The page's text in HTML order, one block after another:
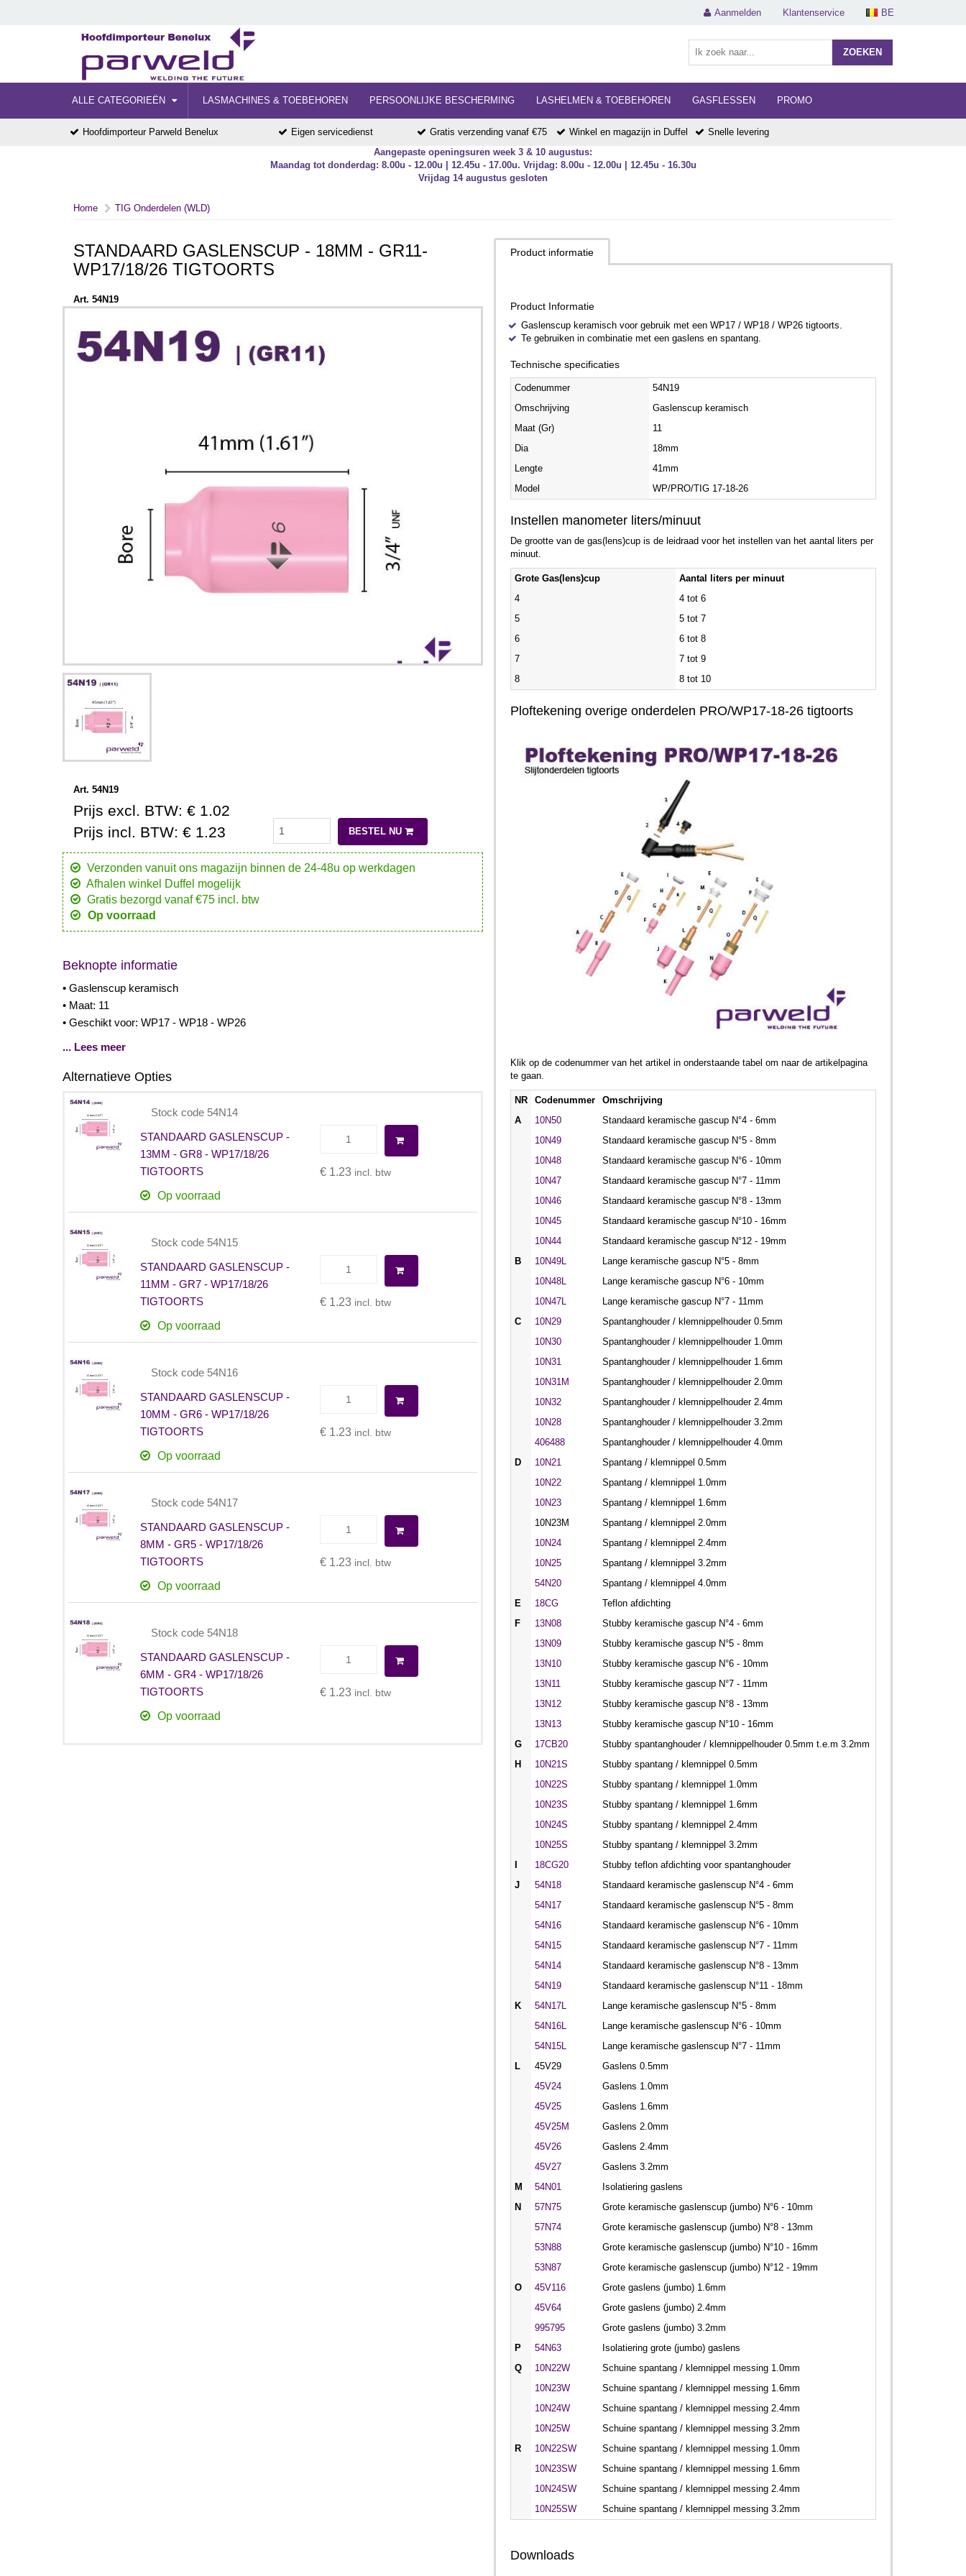
BE
Klantenservice
Aanmelden
ZOEKEN
ALLE CATEGORIEËN LASMACHINES & TOEBEHOREN PERSOONLIJKE BESCHERMING LASHELMEN & TOEBEHOREN GASFLESSEN PROMO
Hoofdimporteur Parweld Benelux Eigen servicedienst Gratis verzending vanaf €75 Winkel en magazijn in Duffel
Snelle levering
Aangepaste openingsuren week 3 & 10 augustus:
Maandag tot donderdag: 8.00u - 12.00u | 12.45u - 17.00u. Vrijdag: 8.00u - 12.00u | 12.45u - 16.30u
Vrijdag 14 augustus gesloten
Home TIG Onderdelen (WLD)
STANDAARD GASLENSCUP - 18MM - GR11-
WP17/18/26 TIGTOORTS
Art. 54N19
Art. 54N19
Prijs excl. BTW: € 1.02
Prijs incl. BTW: € 1.23
BESTEL NU
Verzonden vanuit ons magazijn binnen de 24-48u op werkdagen
Afhalen winkel Duffel mogelijk
Gratis bezorgd vanaf €75 incl. btw
Op voorraad
Beknopte informatie
• Gaslenscup keramisch
• Maat: 11
• Geschikt voor: WP17 - WP18 - WP26
... Lees meer
Alternatieve Opties
Stock code 54N14
STANDAARD GASLENSCUP -
13MM - GR8 - WP17/18/26
TIGTOORTS
Op voorraad
€ 1.23 incl. btw
Stock code 54N15
STANDAARD GASLENSCUP -
11MM - GR7 - WP17/18/26
TIGTOORTS
Op voorraad
€ 1.23 incl. btw
Stock code 54N16
STANDAARD GASLENSCUP -
10MM - GR6 - WP17/18/26
TIGTOORTS
Op voorraad
€ 1.23 incl. btw
Stock code 54N17
STANDAARD GASLENSCUP -
8MM - GR5 - WP17/18/26
TIGTOORTS
Op voorraad
€ 1.23 incl. btw
Stock code 54N18
STANDAARD GASLENSCUP -
6MM - GR4 - WP17/18/26
TIGTOORTS
Op voorraad
€ 1.23 incl. btw
Product informatie
Product Informatie
Gaslenscup keramisch voor gebruik met een WP17 / WP18 / WP26 tigtoorts.
Te gebruiken in combinatie met een gaslens en spantang.
Technische specificaties
Codenummer
54N19
Omschrijving
Gaslenscup keramisch
Maat (Gr)
11
Dia
18mm
Lengte
41mm
Model
WP/PRO/TIG 17-18-26
Instellen manometer liters/minuut
De grootte van de gas(lens)cup is de leidraad voor het instellen van het aantal liters per
minuut.
Grote Gas(lens)cup
Aantal liters per minuut
4
4 tot 6
5
5 tot 7
6
6 tot 8
7
7 tot 9
8
8 tot 10
Ploftekening overige onderdelen PRO/WP17-18-26 tigtoorts
Klik op de codenummer van het artikel in onderstaande tabel om naar de artikelpagina
te gaan.
NR Codenummer
Omschrijving
A
10N50
Standaard keramische gascup N°4 - 6mm
10N49
Standaard keramische gascup N°5 - 8mm
10N48
Standaard keramische gascup N°6 - 10mm
10N47
Standaard keramische gascup N°7 - 11mm
10N46
Standaard keramische gascup N°8 - 13mm
10N45
Standaard keramische gascup N°10 - 16mm
10N44
Standaard keramische gascup N°12 - 19mm
B
10N49L
Lange keramische gascup N°5 - 8mm
10N48L
Lange keramische gascup N°6 - 10mm
10N47L
Lange keramische gascup N°7 - 11mm
C
10N29
Spantanghouder / klemnippelhouder 0.5mm
10N30
Spantanghouder / klemnippelhouder 1.0mm
10N31
Spantanghouder / klemnippelhouder 1.6mm
10N31M
Spantanghouder / klemnippelhouder 2.0mm
10N32
Spantanghouder / klemnippelhouder 2.4mm
10N28
Spantanghouder / klemnippelhouder 3.2mm
406488
Spantanghouder / klemnippelhouder 4.0mm
D
10N21
Spantang / klemnippel 0.5mm
10N22
Spantang / klemnippel 1.0mm
10N23
Spantang / klemnippel 1.6mm
10N23M
Spantang / klemnippel 2.0mm
10N24
Spantang / klemnippel 2.4mm
10N25
Spantang / klemnippel 3.2mm
54N20
Spantang / klemnippel 4.0mm
E
18CG
Teflon afdichting
F
13N08
Stubby keramische gascup N°4 - 6mm
13N09
Stubby keramische gascup N°5 - 8mm
13N10
Stubby keramische gascup N°6 - 10mm
13N11
Stubby keramische gascup N°7 - 11mm
13N12
Stubby keramische gascup N°8 - 13mm
13N13
Stubby keramische gascup N°10 - 16mm
G
17CB20
Stubby spantanghouder / klemnippelhouder 0.5mm t.e.m 3.2mm
H
10N21S
Stubby spantang / klemnippel 0.5mm
10N22S
Stubby spantang / klemnippel 1.0mm
10N23S
Stubby spantang / klemnippel 1.6mm
10N24S
Stubby spantang / klemnippel 2.4mm
10N25S
Stubby spantang / klemnippel 3.2mm
18CG20
Stubby teflon afdichting voor spantanghouder
J
54N18
Standaard keramische gaslenscup N°4 - 6mm
54N17
Standaard keramische gaslenscup N°5 - 8mm
54N16
Standaard keramische gaslenscup N°6 - 10mm
54N15
Standaard keramische gaslenscup N°7 - 11mm
54N14
Standaard keramische gaslenscup N°8 - 13mm
54N19
Standaard keramische gaslenscup N°11 - 18mm
K
54N17L
Lange keramische gaslenscup N°5 - 8mm
54N16L
Lange keramische gaslenscup N°6 - 10mm
54N15L
Lange keramische gaslenscup N°7 - 11mm
L
45V29
Gaslens 0.5mm
45V24
Gaslens 1.0mm
45V25
Gaslens 1.6mm
45V25M
Gaslens 2.0mm
45V26
Gaslens 2.4mm
45V27
Gaslens 3.2mm
M
54N01
Isolatiering gaslens
N
57N75
Grote keramische gaslenscup (jumbo) N°6 - 10mm
57N74
Grote keramische gaslenscup (jumbo) N°8 - 13mm
53N88
Grote keramische gaslenscup (jumbo) N°10 - 16mm
53N87
Grote keramische gaslenscup (jumbo) N°12 - 19mm
O
45V116
Grote gaslens (jumbo) 1.6mm
45V64
Grote gaslens (jumbo) 2.4mm
995795
Grote gaslens (jumbo) 3.2mm
P
54N63
Isolatiering grote (jumbo) gaslens
Q
10N22W
Schuine spantang / klemnippel messing 1.0mm
10N23W
Schuine spantang / klemnippel messing 1.6mm
10N24W
Schuine spantang / klemnippel messing 2.4mm
10N25W
Schuine spantang / klemnippel messing 3.2mm
R
10N22SW
Schuine spantang / klemnippel messing 1.0mm
10N23SW
Schuine spantang / klemnippel messing 1.6mm
10N24SW
Schuine spantang / klemnippel messing 2.4mm
10N25SW
Schuine spantang / klemnippel messing 3.2mm
Downloads